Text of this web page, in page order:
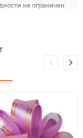
не ограничен
сертификации
не требует